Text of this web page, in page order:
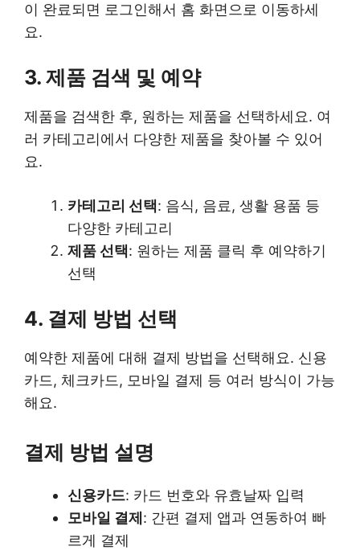
이 완료되면 로그인해서 홈 화면으로 이동하세
요.
3. 제품 검색 및 예약
제품을 검색한 후, 원하는 제품을 선택하세요. 여
러 카테고리에서 다양한 제품을 찾아볼 수 있어
요.
카테고리 선택: 음식, 음료, 생활 용품 등
다양한 카테고리
제품 선택: 원하는 제품 클릭 후 예약하기
선택
4. 결제 방법 선택
예약한 제품에 대해 결제 방법을 선택해요. 신용
카드, 체크카드, 모바일 결제 등 여러 방식이 가능
해요.
결제 방법 설명
신용카드: 카드 번호와 유효날짜 입력
모바일 결제 : 간편 결제 앱과 연동하여 빠
르게 결제